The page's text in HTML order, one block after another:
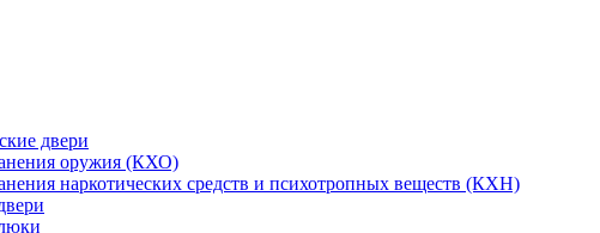
двери
оружия (КХО)
наркотических средств и психотропных веществ (КХН)